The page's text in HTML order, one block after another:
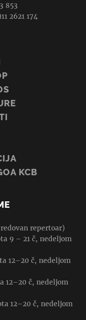
853
2621 174
KCB
repertoar)
9 – 21 č, nedeljom
12–20 č, nedeljom
12–20 č, nedeljom
12–20 č, nedeljom